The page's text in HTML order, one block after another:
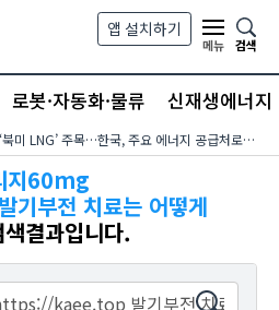
앱 설치하기
메뉴
검색
로봇·자동화·물류 신재생에너지
[09:05] 지정학 위기 속 ‘북미 LNG’ 주목…한국, 주요 에너지 공급처로 확보해야
지60mg
부전 치료는 어떻게
결과입니다.